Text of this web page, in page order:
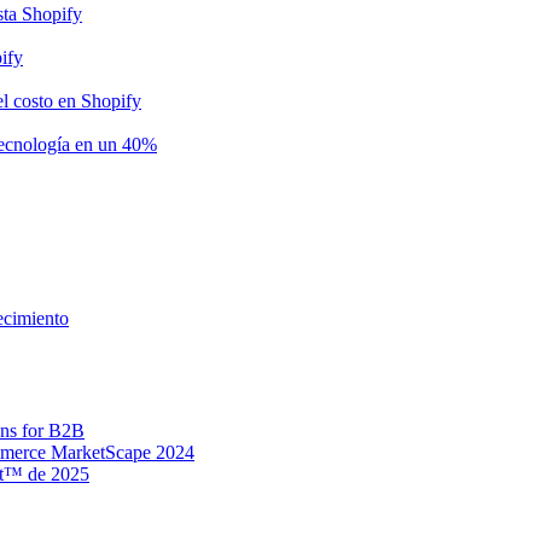
Shopify
costo en Shopify
en un 40%
for B2B
MarketScape 2024
de 2025